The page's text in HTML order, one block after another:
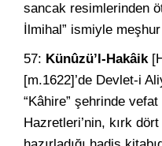
sancak resimlerinden
İlmihal” ismiyle
57: Künûzü’l-Hakâik
[m.1622]’de Devlet-i
“Kâhire” şehrinde
Hazretleri’nin, kırk